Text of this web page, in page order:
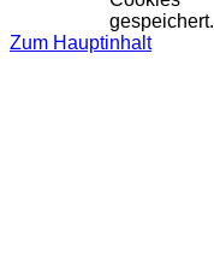
gespeichert.
Zum Hauptinhalt